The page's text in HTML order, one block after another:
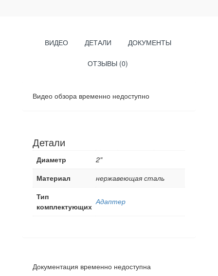
ВИДЕО ДЕТАЛИ ДОКУМЕНТЫ
ОТЗЫВЫ (0)
Видео обзора временно недоступно
Детали
Диаметр
2"
Материал
нержавеющая сталь
Тип
комплектующих
Адаптер
Документация временно недоступна